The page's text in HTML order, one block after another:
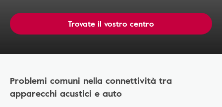
Trovate il vostro centro
Problemi comuni nella connettività tra
apparecchi acustici e auto